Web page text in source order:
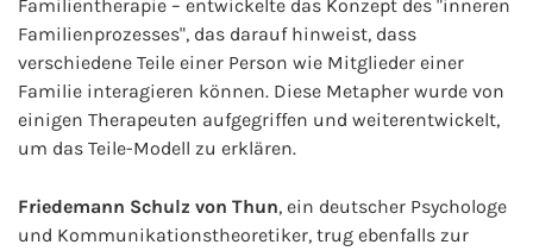
Familientherapie – entwickelte das Konzept des "inneren
Familienprozesses", das darauf hinweist, dass
verschiedene Teile einer Person wie Mitglieder einer
Familie interagieren können. Diese Metapher wurde von
einigen Therapeuten aufgegriffen und weiterentwickelt,
um das Teile-Modell zu erklären.
Friedemann Schulz von Thun, ein deutscher Psychologe
und Kommunikationstheoretiker, trug ebenfalls zur